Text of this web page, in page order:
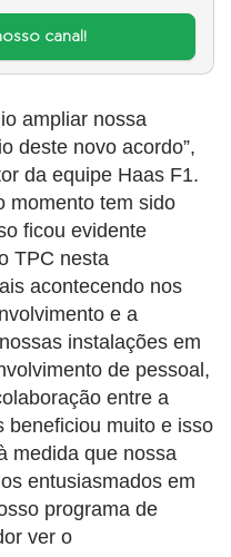
canal!
ampliar nossa
deste novo acordo”,
da equipe Haas F1.
momento tem sido
ficou evidente
TPC nesta
acontecendo nos
e a
instalações em
de pessoal,
entre a
beneficiou muito e isso
medida que nossa
entusiasmados em
programa de
ver o